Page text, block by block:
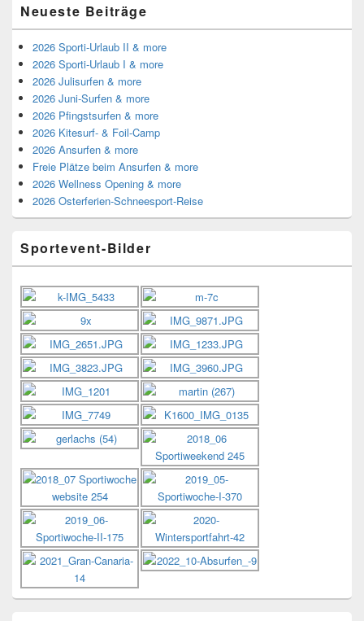
Neueste Beiträge
2026 Sporti-Urlaub II & more
2026 Sporti-Urlaub I & more
2026 Julisurfen & more
2026 Juni-Surfen & more
2026 Pfingstsurfen & more
2026 Kitesurf- & Foil-Camp
2026 Ansurfen & more
Freie Plätze beim Ansurfen & more
2026 Wellness Opening & more
2026 Osterferien-Schneesport-Reise
Sportevent-Bilder